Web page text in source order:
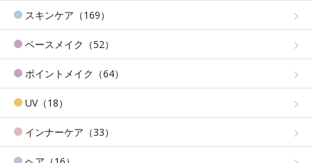
スキンケア（169）
ベースメイク（52）
ポイントメイク（64）
UV（18）
インナーケア（33）